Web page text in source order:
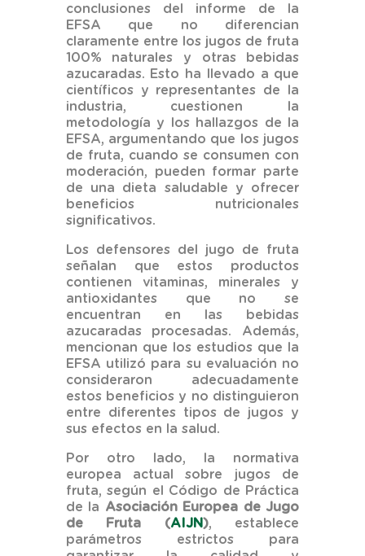
conclusiones del informe de la
EFSA que no diferencian
claramente entre los jugos de fruta
100% naturales y otras bebidas
azucaradas. Esto ha llevado a que
científicos y representantes de la
industria, cuestionen la
metodología y los hallazgos de la
EFSA, argumentando que los jugos
de fruta, cuando se consumen con
moderación, pueden formar parte
de una dieta saludable y ofrecer
beneficios nutricionales
significativos.
Los defensores del jugo de fruta
señalan que estos productos
contienen vitaminas, minerales y
antioxidantes que no se
encuentran en las bebidas
azucaradas procesadas. Además,
mencionan que los estudios que la
EFSA utilizó para su evaluación no
consideraron adecuadamente
estos beneficios y no distinguieron
entre diferentes tipos de jugos y
sus efectos en la salud.
Por otro lado, la normativa
europea actual sobre jugos de
fruta, según el Código de Práctica
de la Asociación Europea de Jugo
de Fruta (AIJN ), establece
parámetros estrictos para